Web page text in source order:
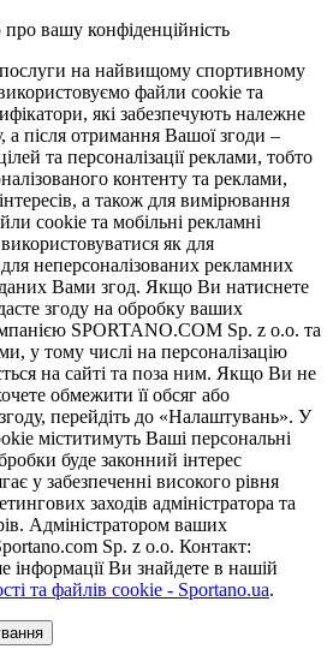
вашу конфіденційність
на найвищому спортивному
файли cookie та
які забезпечують належне
а після отримання Вашої згоди –
та персоналізації реклами, тобто
контенту та реклами,
а також для вимірювання
cookie та мобільні рекламні
як для
неперсоналізованих рекламних
Вами згод. Якщо Ви натиснете
згоду на обробку ваших
SPORTANO.COM Sp. z o.o. та
у тому числі на персоналізацію
на сайті та поза ним. Якщо Ви не
обмежити її обсяг або
перейдіть до «Налаштувань». У
міститимуть Ваші персональні
буде законний інтерес
у забезпеченні високого рівня
заходів адміністратора та
Адміністратором ваших
Sp. z o.o. Контакт:
інформації Ви знайдете в нашій
та файлів cookie - Sportano.ua.